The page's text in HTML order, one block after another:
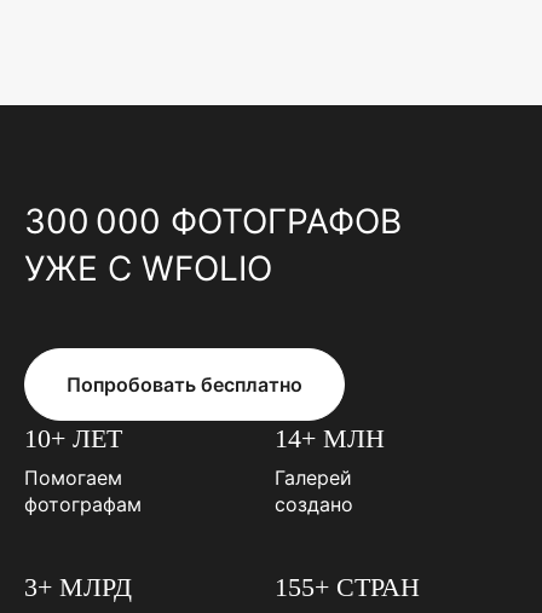
300 000 ФОТОГРАФОВ
УЖЕ С WFOLIO
Попробовать бесплатно
10+ ЛЕТ
Помогаем
фотографам
14+ МЛН
Галерей
создано
3+ МЛРД 155+ СТРАН